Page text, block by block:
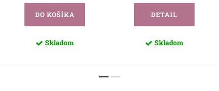
DO KOŠÍKA
Skladom
DETAIL
Skladom